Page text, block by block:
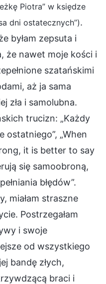
Piotra” w księdze
dni ostatecznych”).
byłam zepsuta i
że nawet moje kości i
szatańskimi
aż ja sama
zła i samolubna.
trucizn: „Każdy
ostatniego”, „When
it is better to say
się samoobroną,
błędów”.
miałam straszne
Postrzegałam
i swoje
od wszystkiego
bandę złych,
braci i